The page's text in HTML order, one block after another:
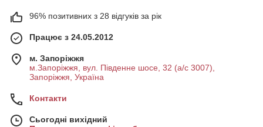
96% позитивних з 28 відгуків за рік
Працює з 24.05.2012
м. Запоріжжя
м.Запоріжжя, вул. Південне шосе, 32 (а/с 3007),
Запоріжжя, Україна
Контакти
Сьогодні вихідний